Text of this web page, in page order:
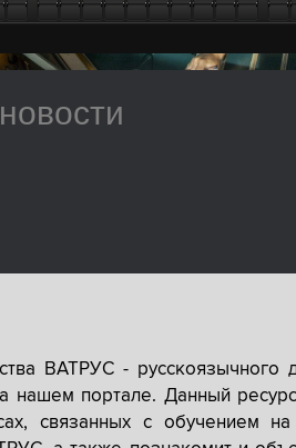
ВАТРУС -
нашем портале. Данный
связанных с обучением